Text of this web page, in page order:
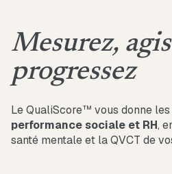
Mesurez,
progressez
Le QualiScore™ vous donne
performance sociale et RH,
santé mentale et la QVCT de